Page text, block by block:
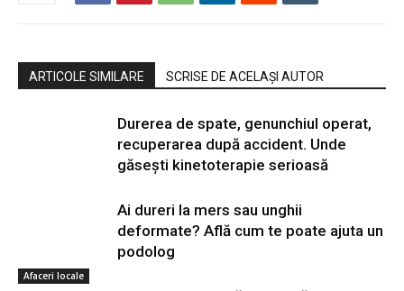
ARTICOLE SIMILARE SCRISE DE ACELAȘI AUTOR
Afaceri locale
Durerea de spate, genunchiul operat,
recuperarea după accident. Unde
găsești kinetoterapie serioasă
Ai dureri la mers sau unghii
deformate? Află cum te poate ajuta un
podolog